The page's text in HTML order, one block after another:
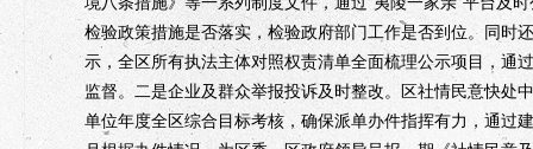
检验政策措施是否落实，检验政府部门工作是否到位。同时
示，全区所有执法主体对照权责清单全面梳理公示项目，通
监督。二是企业及群众举报投诉及时整改。区社情民意快处
单位年度全区综合目标考核，确保派单办件指挥有力，通过